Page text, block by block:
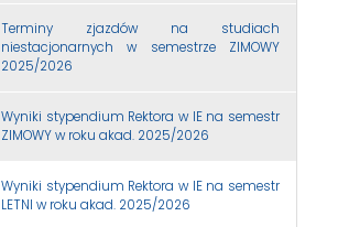
Terminy zjazdów na studiach
niestacjonarnych w semestrze ZIMOWY
2025/2026
Wyniki stypendium Rektora w IE na semestr
ZIMOWY w roku akad. 2025/2026
Wyniki stypendium Rektora w IE na semestr
LETNI w roku akad. 2025/2026